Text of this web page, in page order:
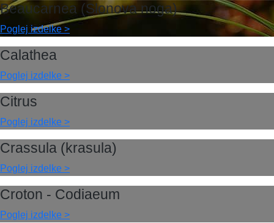
Beaucarnea (Slonova noga)
Poglej izdelke >
Calathea
Poglej izdelke >
Citrus
Poglej izdelke >
Crassula (krasula)
Poglej izdelke >
Croton - Codiaeum
Poglej izdelke >